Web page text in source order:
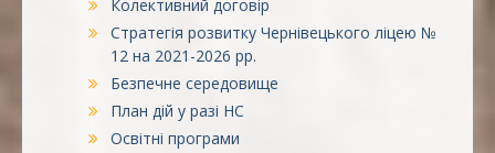
Колективний договір
Стратегія розвитку Чернівецького ліцею №
12 на 2021-2026 рр.
Безпечне середовище
План дій у разі НС
Освітні програми